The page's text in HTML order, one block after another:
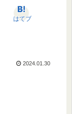
はてブ
2024.01.30